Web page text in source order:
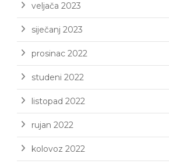
veljača 2023
siječanj 2023
prosinac 2022
studeni 2022
listopad 2022
rujan 2022
kolovoz 2022